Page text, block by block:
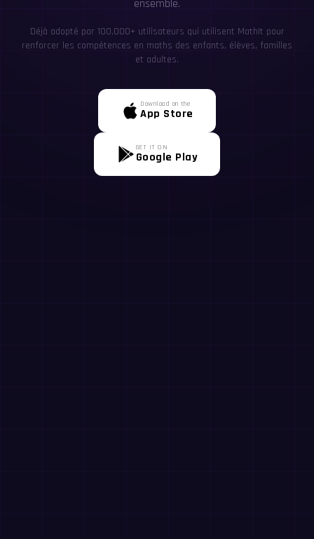
ensemble.
Déjà adopté par 100,000+ utilisateurs qui utilisent MathIt pour
renforcer les compétences en maths des enfants, élèves, familles
et adultes.
Download on the
App Store
GET IT ON
Google Play